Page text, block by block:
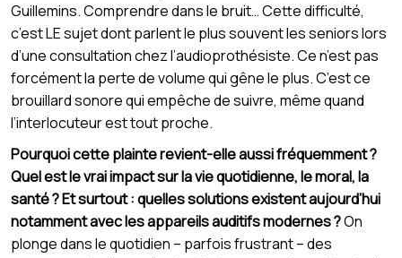
Guillemins. Comprendre dans le bruit… Cette difficulté,
c’est LE sujet dont parlent le plus souvent les seniors lors
d’une consultation chez l’audioprothésiste. Ce n’est pas
forcément la perte de volume qui gêne le plus. C’est ce
brouillard sonore qui empêche de suivre, même quand
l’interlocuteur est tout proche.
Pourquoi cette plainte revient-elle aussi fréquemment ?
Quel est le vrai impact sur la vie quotidienne, le moral, la
santé ? Et surtout : quelles solutions existent aujourd’hui
notamment avec les appareils auditifs modernes ?On
plonge dans le quotidien – parfois frustrant – des